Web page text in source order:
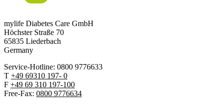
mylife Diabetes Care GmbH
Höchster Straße 70
65835 Liederbach
Germany
Service-Hotline: 0800 9776633
T +49 69310 197- 0
F +49 69 310 197-100
Free-Fax: 0800 9776634